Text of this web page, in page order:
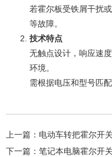
若霍尔板受铁屑干扰
等故障‌。
技术特点
无触点设计，响应速
环境‌。
需根据电压和型号匹
上一篇： 电动车转把霍尔开
下一篇： 笔记本电脑霍尔开